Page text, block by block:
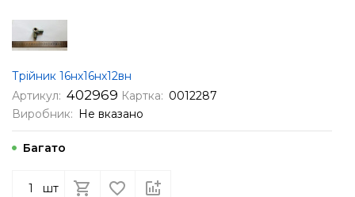
Трійник 16нх16нх12вн
Артикул: 402969 Картка: 0012287
Виробник: Не вказано
Багато
шт